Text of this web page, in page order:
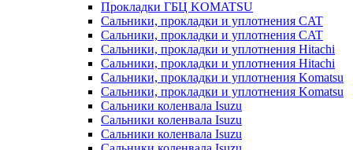
Прокладки ГБЦ KOMATSU
Сальники, прокладки и уплотнения CAT
Сальники, прокладки и уплотнения CAT
Сальники, прокладки и уплотнения Hitachi
Сальники, прокладки и уплотнения Hitachi
Сальники, прокладки и уплотнения Komatsu
Сальники, прокладки и уплотнения Komatsu
Сальники коленвала Isuzu
Сальники коленвала Isuzu
Сальники коленвала Isuzu